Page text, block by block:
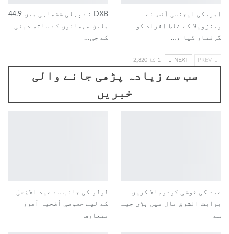
امریکی ایجنسی آئس نے
وینزویلا کے غلط افراد کو
گرفتار کیا ،…
DXB نے پہلی ششماہی میں 44.9
ملین مہمانوں کے ساتھ دبئی
کے جی…
NEXT 1 کا 2,820
سب سے زیادہ پڑھی جانے والی
خبریں
عید کی خوشی کودوبالا کریں
بوابت الشرق مال میں بڑی جیت
سے
لولو کی جانب سے عید الاضحیٰ
کے لیے خصوصی اُضحیہ آفرز
متعارف